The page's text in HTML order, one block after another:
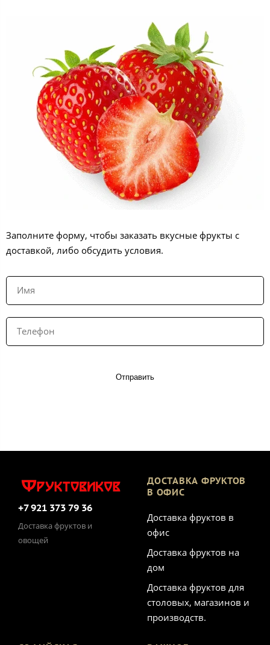
Заполните форму, чтобы заказать вкусные фрукты с
доставкой, либо обсудить условия.
Отправить
+7 921 373 79 36
Доставка фруктов и
овощей
ДОСТАВКА ФРУКТОВ
В ОФИС
Доставка фруктов в
офис
Доставка фруктов на
дом
Доставка фруктов для
столовых, магазинов и
производств.